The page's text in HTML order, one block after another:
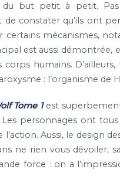
but petit à petit. Pas
de constater qu’ils ont
certains mécanismes,
est aussi
corps humains.
: l’organisme de
Tome 1est
personnages ont
l’action. Aussi, le design
ne rien vous dévoiler,
force : on a